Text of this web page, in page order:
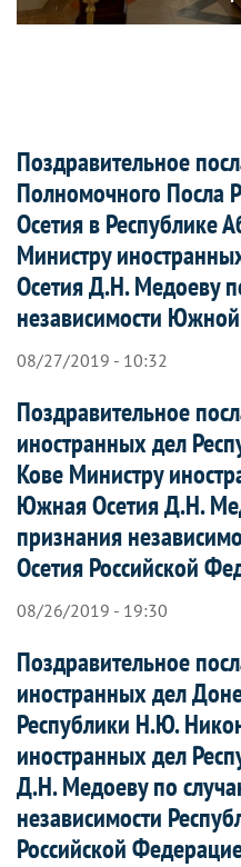
Поздравительное
Полномочного Посла
Осетия в Республике
Министру
Осетия Д.Н. Медоеву
независимости
08/27/2019 - 10:32
Поздравительное
иностранных дел
Кове Министру
Южная Осетия Д.Н.
признания
Осетия Российской
08/26/2019 - 19:30
Поздравительное
иностранных дел
Республики Н.Ю.
иностранных дел
Д.Н. Медоеву по
независимости
Российской